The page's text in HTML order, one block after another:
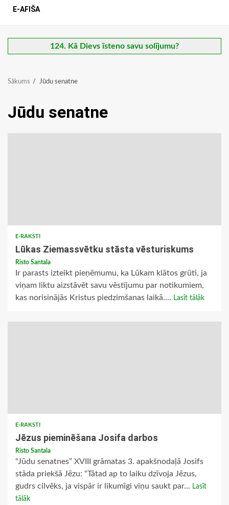
E-AFIŠA
124. Kā Dievs īsteno savu solījumu?
Sākums Jūdu senatne
Jūdu senatne
E-RAKSTI
Lūkas Ziemassvētku stāsta vēsturiskums
Risto Santala
Ir parasts izteikt pieņēmumu, ka Lūkam klātos grūti, ja
viņam liktu aizstāvēt savu vēstījumu par notikumiem,
kas norisinājās Kristus piedzimšanas laikā.... Lasīt tālāk
E-RAKSTI
Jēzus pieminēšana Josifa darbos
Risto Santala
“Jūdu senatnes” XVIII grāmatas 3. apakšnodaļā Josifs
stāda priekšā Jēzu: “Tātad ap to laiku dzīvoja Jēzus,
gudrs cilvēks, ja vispār ir likumīgi viņu saukt par... Lasīt
tālāk